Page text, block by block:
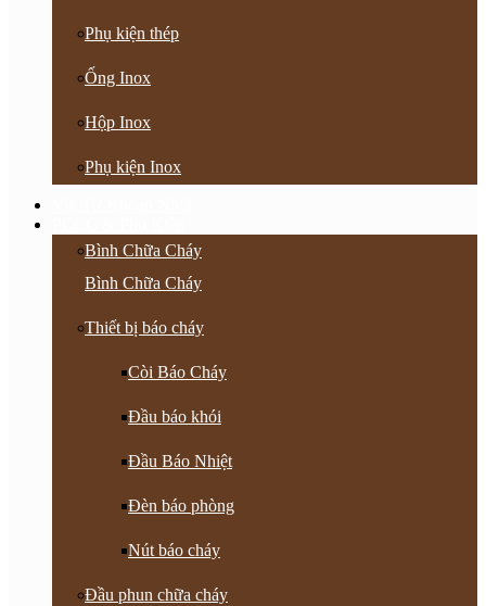
Phụ kiện thép
Ống Inox
Hộp Inox
Phụ kiện Inox
Bình Chữa Cháy
Bình Chữa Cháy
Thiết bị báo cháy
Còi Báo Cháy
Đầu báo khói
Đầu Báo Nhiệt
Đèn báo phòng
Nút báo cháy
Đầu phun chữa cháy